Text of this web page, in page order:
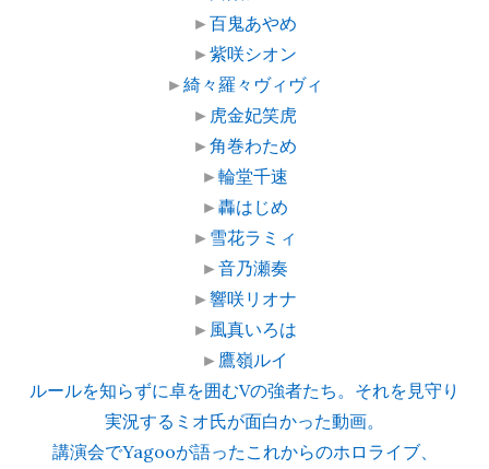
►百鬼あやめ
►紫咲シオン
►綺々羅々ヴィヴィ
► 虎金妃笑虎
►角巻わため
►輪堂千速
►轟はじめ
► 雪花ラミィ
►音乃瀬奏
►響咲リオナ
► 風真いろは
► 鷹嶺ルイ
ルールを知らずに卓を囲むVの強者たち。それを見守り
実況するミオ氏が面白かった動画。
講演会でYagooが語ったこれからのホロライブ、